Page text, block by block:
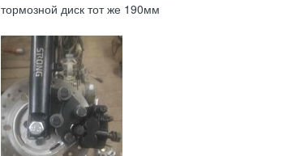
тормозной диск тот же 190мм